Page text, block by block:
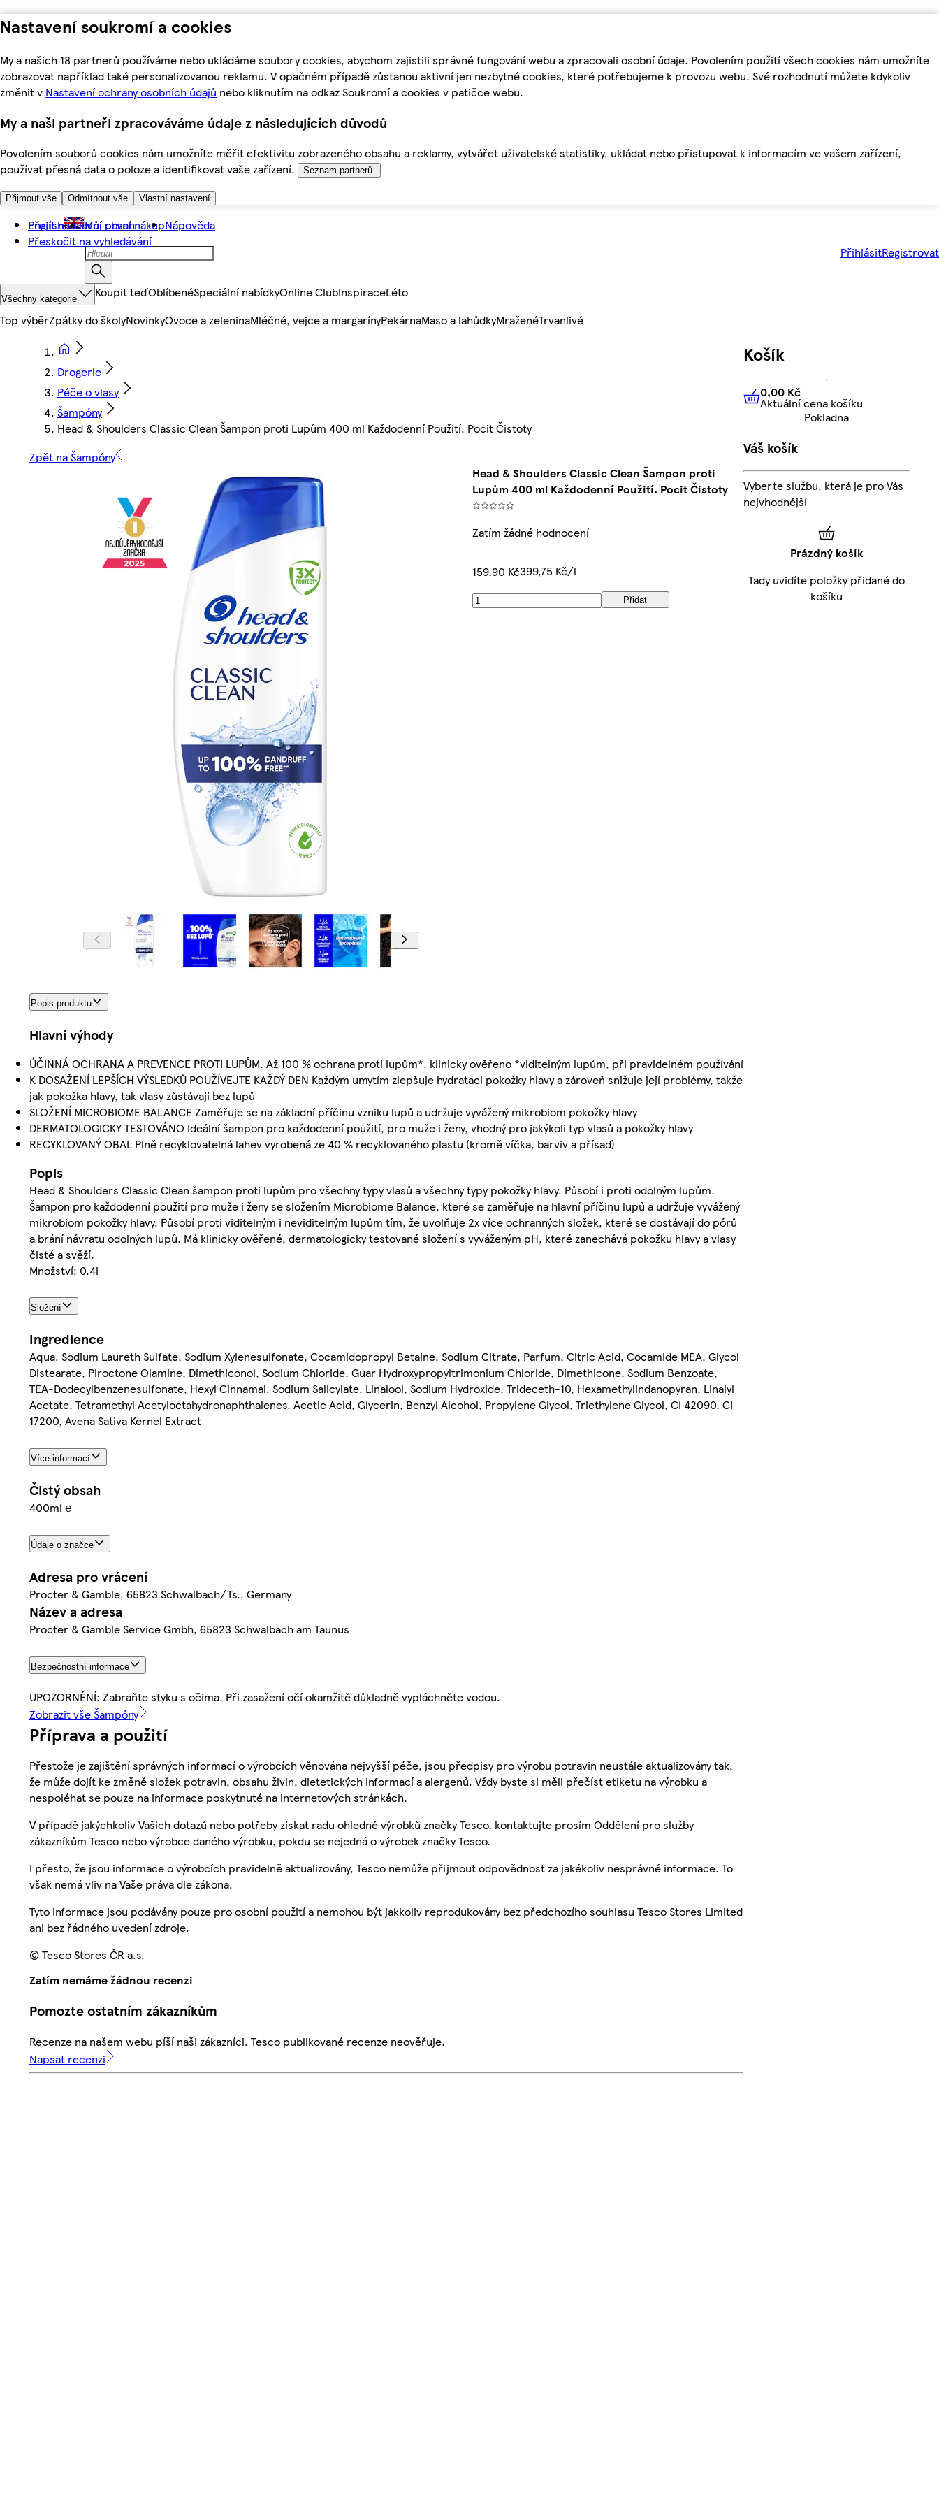
Nastavení soukromí a cookies
My a našich 18 partnerů používáme nebo ukládáme soubory cookies, abychom zajistili správné fungování webu a zpracovali osobní údaje. Povolením použití všech cookies nám umožníte
zobrazovat například také personalizovanou reklamu. V opačném případě zůstanou aktivní jen nezbytné cookies, které potřebujeme k provozu webu. Své rozhodnutí můžete kdykoliv
změnit v Nastavení ochrany osobních údajů nebo kliknutím na odkaz Soukromí a cookies v patičce webu.
My a naši partneři zpracováváme údaje z následujících důvodů
Povolením souborů cookies nám umožníte měřit efektivitu zobrazeného obsahu a reklamy, vytvářet uživatelské statistiky, ukládat nebo přistupovat k informacím ve vašem zařízení,
používat přesná data o poloze a identifikovat vaše zařízení.
Seznam partnerů.
Přijmout vše Odmítnout vše Vlastní nastavení
Přejít na hlavní obsah
Přeskočit na vyhledávání
English Můj první nákupNápověda
PřihlásitRegistrovat
Všechny kategorie Koupit teďOblíbenéSpeciální nabídkyOnline ClubInspiraceLéto
Top výběrZpátky do školyNovinkyOvoce a zeleninaMléčné, vejce a margarínyPekárnaMaso a lahůdkyMraženéTrvanlivé
Drogerie
Péče o vlasy
Šampóny
Head & Shoulders Classic Clean Šampon proti Lupům 400 ml Každodenní Použití. Pocit Čistoty
Zpět na Šampóny
Head & Shoulders Classic Clean Šampon proti
Lupům 400 ml Každodenní Použití. Pocit Čistoty
Zatím žádné hodnocení
159,90 Kč399,75 Kč/l
Přidat
Popis produktu
Hlavní výhody
ÚČINNÁ OCHRANA A PREVENCE PROTI LUPŮM. Až 100 % ochrana proti lupům*, klinicky ověřeno *viditelným lupům, při pravidelném používání
K DOSAŽENÍ LEPŠÍCH VÝSLEDKŮ POUŽÍVEJTE KAŽDÝ DEN Každým umytím zlepšuje hydrataci pokožky hlavy a zároveň snižuje její problémy, takže
jak pokožka hlavy, tak vlasy zůstávají bez lupů
SLOŽENÍ MICROBIOME BALANCE Zaměřuje se na základní příčinu vzniku lupů a udržuje vyvážený mikrobiom pokožky hlavy
DERMATOLOGICKY TESTOVÁNO Ideální šampon pro každodenní použití, pro muže i ženy, vhodný pro jakýkoli typ vlasů a pokožky hlavy
RECYKLOVANÝ OBAL Plně recyklovatelná lahev vyrobená ze 40 % recyklovaného plastu (kromě víčka, barviv a přísad)
Popis
Head & Shoulders Classic Clean šampon proti lupům pro všechny typy vlasů a všechny typy pokožky hlavy. Působí i proti odolným lupům.
Šampon pro každodenní použití pro muže i ženy se složením Microbiome Balance, které se zaměřuje na hlavní příčinu lupů a udržuje vyvážený
mikrobiom pokožky hlavy. Působí proti viditelným i neviditelným lupům tím, že uvolňuje 2x více ochranných složek, které se dostávají do pórů
a brání návratu odolných lupů. Má klinicky ověřené, dermatologicky testované složení s vyváženým pH, které zanechává pokožku hlavy a vlasy
čisté a svěží.
Množství: 0.4l
Složení
Ingredience
Aqua, Sodium Laureth Sulfate, Sodium Xylenesulfonate, Cocamidopropyl Betaine, Sodium Citrate, Parfum, Citric Acid, Cocamide MEA, Glycol
Distearate, Piroctone Olamine, Dimethiconol, Sodium Chloride, Guar Hydroxypropyltrimonium Chloride, Dimethicone, Sodium Benzoate,
TEA-Dodecylbenzenesulfonate, Hexyl Cinnamal, Sodium Salicylate, Linalool, Sodium Hydroxide, Trideceth-10, Hexamethylindanopyran, Linalyl
Acetate, Tetramethyl Acetyloctahydronaphthalenes, Acetic Acid, Glycerin, Benzyl Alcohol, Propylene Glycol, Triethylene Glycol, CI 42090, CI
17200, Avena Sativa Kernel Extract
Více informací
Čistý obsah
400ml ℮
Údaje o značce
Adresa pro vrácení
Procter & Gamble, 65823 Schwalbach/Ts., Germany
Název a adresa
Procter & Gamble Service Gmbh, 65823 Schwalbach am Taunus
Bezpečnostní informace
UPOZORNĚNÍ: Zabraňte styku s očima. Při zasažení očí okamžitě důkladně vypláchněte vodou.
Zobrazit vše Šampóny
Příprava a použití
Přestože je zajištění správných informací o výrobcích věnována nejvyšší péče, jsou předpisy pro výrobu potravin neustále aktualizovány tak,
že může dojít ke změně složek potravin, obsahu živin, dietetických informací a alergenů. Vždy byste si měli přečíst etiketu na výrobku a
nespoléhat se pouze na informace poskytnuté na internetových stránkách.
V případě jakýchkoliv Vašich dotazů nebo potřeby získat radu ohledně výrobků značky Tesco, kontaktujte prosím Oddělení pro služby
zákazníkům Tesco nebo výrobce daného výrobku, pokdu se nejedná o výrobek značky Tesco.
I přesto, že jsou informace o výrobcích pravidelně aktualizovány, Tesco nemůže přijmout odpovědnost za jakékoliv nesprávné informace. To
však nemá vliv na Vaše práva dle zákona.
Tyto informace jsou podávány pouze pro osobní použití a nemohou být jakkoliv reprodukovány bez předchozího souhlasu Tesco Stores Limited
ani bez řádného uvedení zdroje.
© Tesco Stores ČR a.s.
Zatím nemáme žádnou recenzi
Pomozte ostatním zákazníkům
Recenze na našem webu píší naši zákazníci. Tesco publikované recenze neověřuje.
Napsat recenzi
Košík
0,00 KčAktuální cena košíku
0,00 Kč
Aktuální cena košíku
Pokladna
Váš košík
Vyberte službu, která je pro Vás
nejvhodnější
Prázdný košík
Tady uvidíte položky přidané do
košíku